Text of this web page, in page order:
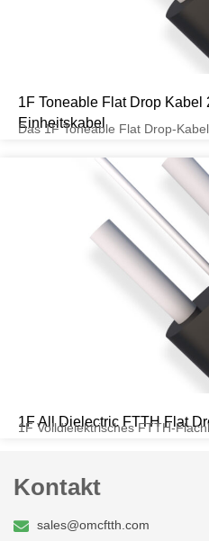
1F Toneable Flat Drop Kabel
Einheitskabel
Das 1F Toneable Flat Drop-
1F All Dielectric FTTH Flat
1F Volldielektrisches FTTH-
Kontakt
sales@omcftth.com